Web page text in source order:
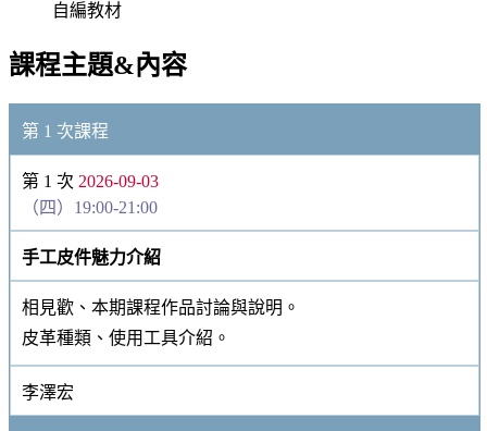
自編教材
課程主題&內容
第 1 次課程
第 1 次 2026-09-03
（四）19:00-21:00
手工皮件魅力介紹
相見歡、本期課程作品討論與說明。
皮革種類、使用工具介紹。
李澤宏